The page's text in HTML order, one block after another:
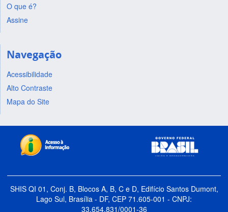
O que é?
Assine
Navegação
Acessibilidade
Alto Contraste
Mapa do Site
SHIS QI 01, Conj. B, Blocos A, B, C e D, Edifício Santos Dumont,
Lago Sul, Brasília - DF, CEP 71.605-001 - CNPJ:
33.654.831/0001-36